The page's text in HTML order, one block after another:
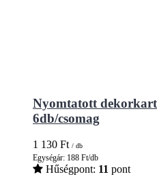
Nyomtatott
6db/csomag
1 130 Ft / db
Egységár: 188 Ft/db
Hűségpont: 11 pont